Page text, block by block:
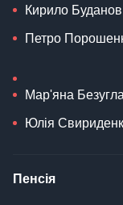
Кирило Буданов
Петро
Мар'яна Безугла
Юлія
Пенсія